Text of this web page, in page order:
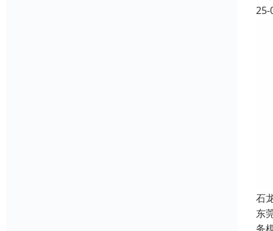
25-
石
东